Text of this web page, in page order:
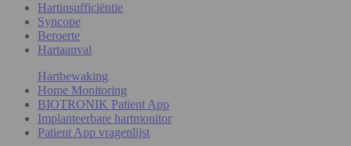
Hartinsufficiëntie
Syncope
Beroerte
Hartaanval
Hartbewaking
Home Monitoring
BIOTRONIK Patient App
Implanteerbare hartmonitor
Patient App vragenlijst